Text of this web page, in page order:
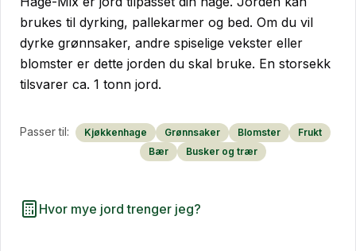
brukes til dyrking, pallekarmer og bed. Om du vil
dyrke grønnsaker, andre spiselige vekster eller
blomster er dette jorden du skal bruke. En storsekk
tilsvarer ca. 1 tonn jord.
Passer til: Kjøkkenhage Grønnsaker Blomster
Frukt
Bær
Busker og trær
Hvor mye jord trenger jeg?